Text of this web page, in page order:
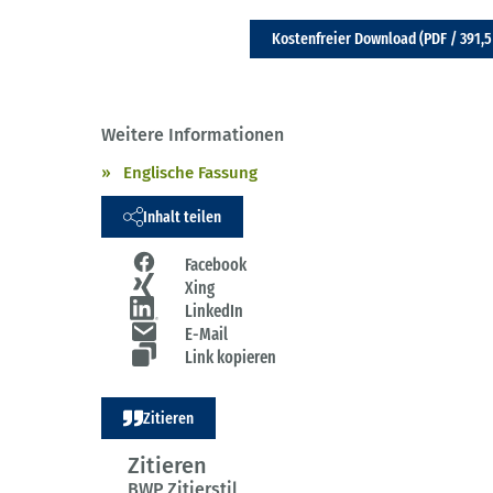
Kostenfreier Download (PDF /
Weitere Informationen
Englische Fassung
Inhalt teilen
Facebook
Xing
LinkedIn
E-Mail
Link kopieren
Zitieren
Zitieren